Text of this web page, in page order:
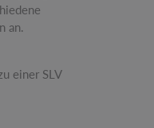
an.
einer SLV